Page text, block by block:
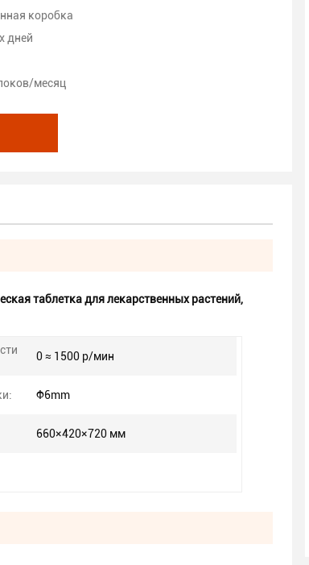
коробка
дней
месяц
таблетка для лекарственных растений,
0 ≈ 1500 р/мин
Φ6mm
660×420×720 мм